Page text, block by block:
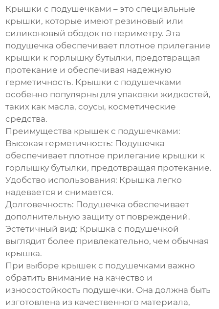
Крышки с подушечками – это специальные
крышки, которые имеют резиновый или
силиконовый ободок по периметру. Эта
подушечка обеспечивает плотное прилегание
крышки к горлышку бутылки, предотвращая
протекание и обеспечивая надежную
герметичность. Крышки с подушечками
особенно популярны для упаковки жидкостей,
таких как масла, соусы, косметические
средства.
Преимущества крышек с подушечками:
Высокая герметичность: Подушечка
обеспечивает плотное прилегание крышки к
горлышку бутылки, предотвращая протекание.
Удобство использования: Крышка легко
надевается и снимается.
Долговечность: Подушечка обеспечивает
дополнительную защиту от повреждений.
Эстетичный вид: Крышка с подушечкой
выглядит более привлекательно, чем обычная
крышка.
При выборе крышек с подушечками важно
обратить внимание на качество и
износостойкость подушечки. Она должна быть
изготовлена из качественного материала,